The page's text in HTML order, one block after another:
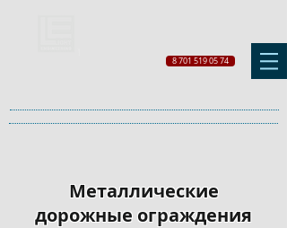
8 701 519 05 74
Металлические
дорожные ограждения